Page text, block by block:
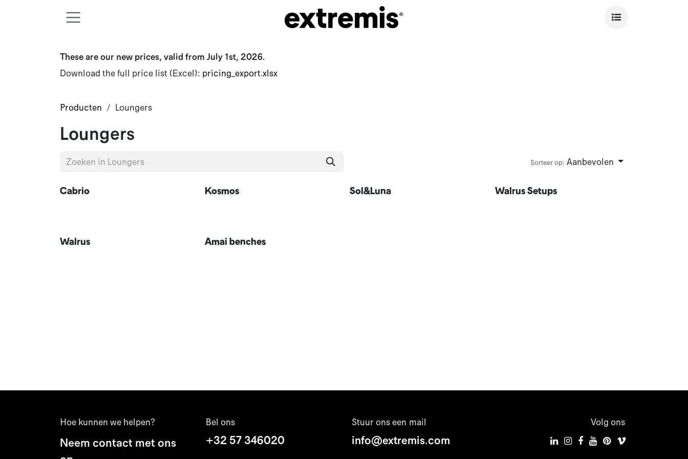
These are our new prices, valid from July 1st, 2026.
Download the full price list (Excel): pricing_export.xlsx
Producten Loungers
Loungers
Sorteer op: Aanbevolen
Cabrio Kosmos Sol&Luna Walrus Setups
Walrus Amai benches
Hoe kunnen we helpen?
Neem contact met ons
Bel ons
+32 57 346020
Stuur ons een mail
info@extremis.com
Volg ons